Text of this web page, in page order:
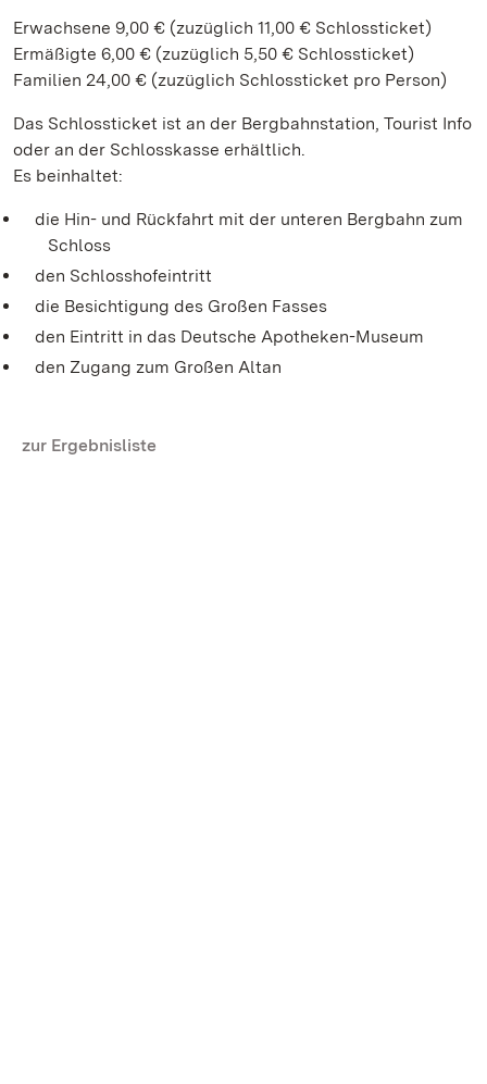
Erwachsene 9,00 € (zuzüglich 11,00 € Schlossticket)
Ermäßigte 6,00 € (zuzüglich 5,50 € Schlossticket)
Familien 24,00 € (zuzüglich Schlossticket pro Person)
Das Schlossticket ist an der Bergbahnstation, Tourist Info
oder an der Schlosskasse erhältlich.
Es beinhaltet:
die Hin- und Rückfahrt mit der unteren Bergbahn zum
Schloss
den Schlosshofeintritt
die Besichtigung des Großen Fasses
den Eintritt in das Deutsche Apotheken-Museum
den Zugang zum Großen Altan
zur Ergebnisliste